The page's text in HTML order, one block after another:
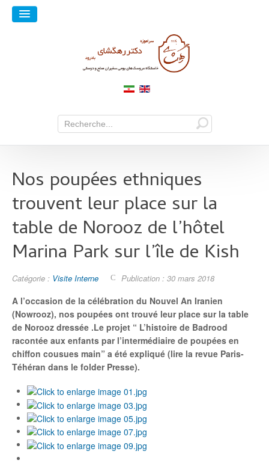
Nos poupées ethniques
trouvent leur place sur la
table de Norooz de l’hôtel
Marina Park sur l’île de Kish
Catégorie : Visite Interne Publication : 30 mars 2018
A l’occasion de la célébration du Nouvel An Iranien
(Nowrooz), nos poupées ont trouvé leur place sur la table
de Norooz dressée .Le projet “ L’histoire de Badrood
racontée aux enfants par l’intermédiaire de poupées en
chiffon cousues main” a été expliqué (lire la revue Paris-
Téhéran dans le folder Presse).